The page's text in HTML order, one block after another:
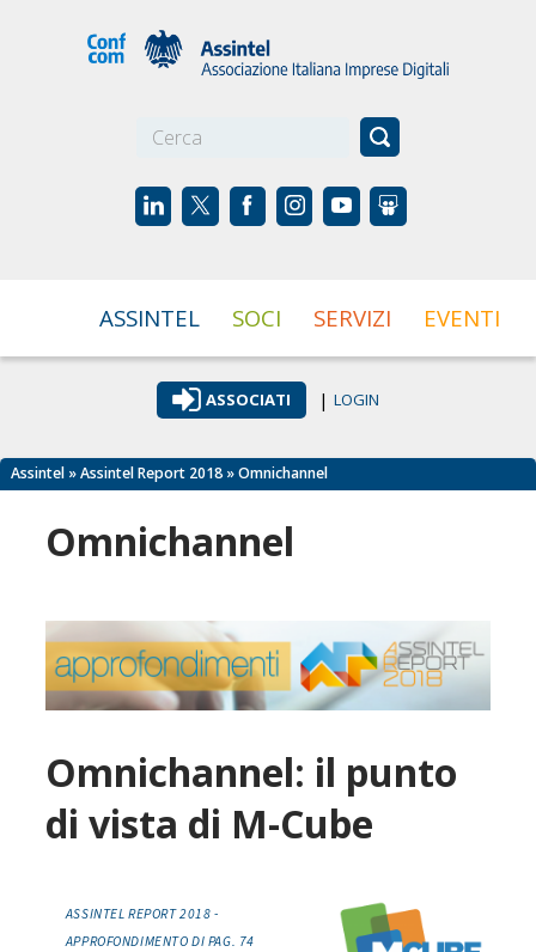
ASSINTEL SOCI SERVIZI EVENTI
ASSOCIATI | LOGIN
Assintel »Assintel Report 2018 » Omnichannel
Omnichannel
Omnichannel: il punto
di vista di M-Cube
ASSINTEL REPORT 2018 -
APPROFONDIMENTO DI PAG. 74